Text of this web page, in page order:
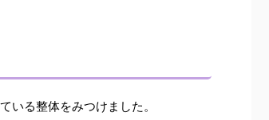
いる整体をみつけました。